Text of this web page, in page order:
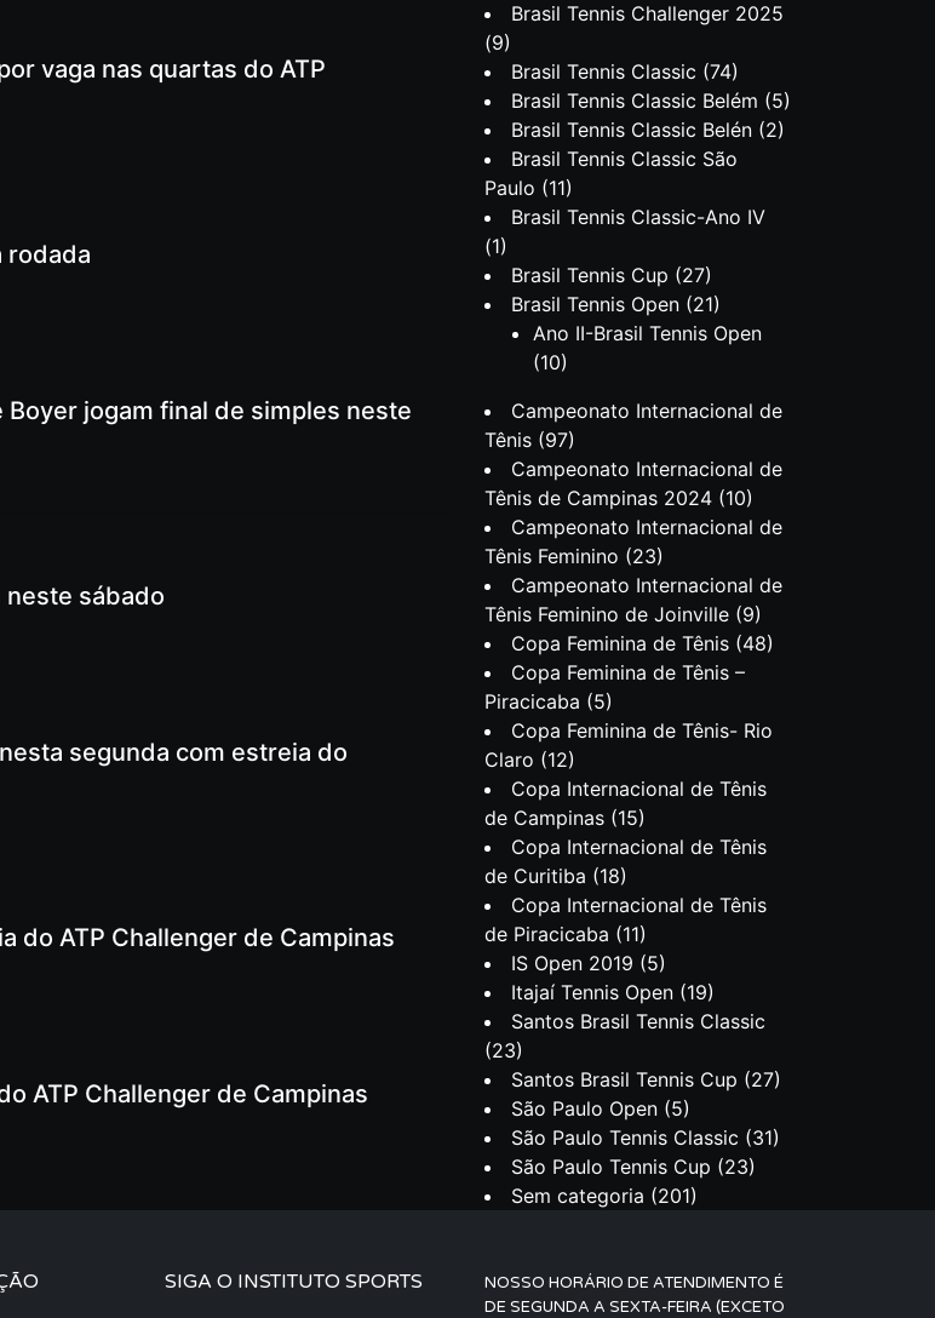
vaga nas quartas do ATP
rodada
jogam final de simples neste
sábado
segunda com estreia do
do ATP Challenger de Campinas
ATP Challenger de Campinas
Brasil Tennis Challenger 2025
(9)
Brasil Tennis Classic (74)
Brasil Tennis Classic Belém (5)
Brasil Tennis Classic Belén (2)
Brasil Tennis Classic São
Paulo (11)
Brasil Tennis Classic-Ano IV
(1)
Brasil Tennis Cup (27)
Brasil Tennis Open (21)
Ano II-Brasil Tennis Open
(10)
Campeonato Internacional de
Tênis (97)
Campeonato Internacional de
Tênis de Campinas 2024 (10)
Campeonato Internacional de
Tênis Feminino (23)
Campeonato Internacional de
Tênis Feminino de Joinville (9)
Copa Feminina de Tênis (48)
Copa Feminina de Tênis –
Piracicaba (5)
Copa Feminina de Tênis- Rio
Claro (12)
Copa Internacional de Tênis
de Campinas (15)
Copa Internacional de Tênis
de Curitiba (18)
Copa Internacional de Tênis
de Piracicaba (11)
IS Open 2019 (5)
Itajaí Tennis Open (19)
Santos Brasil Tennis Classic
(23)
Santos Brasil Tennis Cup (27)
São Paulo Open (5)
São Paulo Tennis Classic (31)
São Paulo Tennis Cup (23)
Sem categoria (201)
SIGA O INSTITUTO SPORTS
NOSSO HORÁRIO DE ATENDIMENTO É
DE SEGUNDA A SEXTA-FEIRA (EXCETO